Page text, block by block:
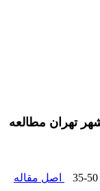
تهران مطالعه
35-50
اصل مقاله